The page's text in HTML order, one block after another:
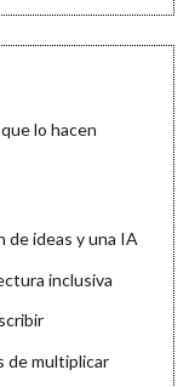
lo hacen
de ideas y una IA
inclusiva
de multiplicar